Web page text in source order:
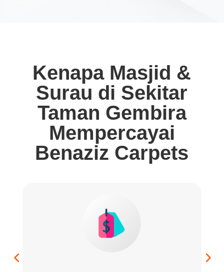
Kenapa Masjid &
Surau di Sekitar
Taman Gembira
Mempercayai
Benaziz Carpets